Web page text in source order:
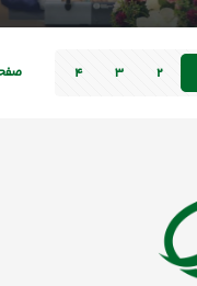
۲ ۳ ۴